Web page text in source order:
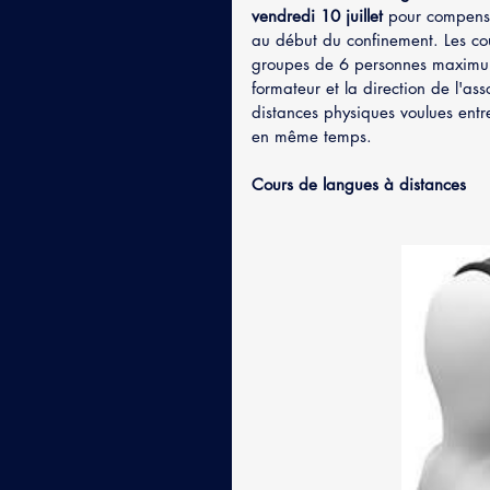
vendredi 10 juillet pour
au début du confinement. Les
groupes de 6 personnes
formateur et la direction de
distances physiques voulues
en même temps.
Cours de langues à distances